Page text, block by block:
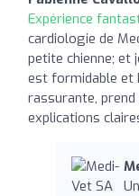
Expérience
cardiologie de
petite chienne; et
est formidable et
rassurante,
explications